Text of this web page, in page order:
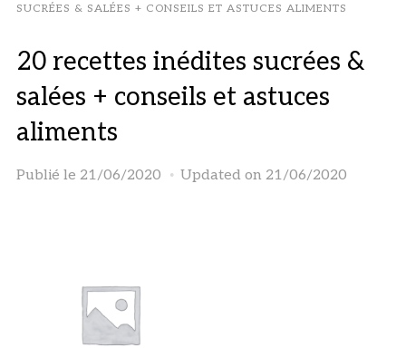
SUCRÉES & SALÉES + CONSEILS ET ASTUCES ALIMENTS
20 recettes inédites sucrées &
salées + conseils et astuces
aliments
Publié le 21/06/2020 Updated on 21/06/2020